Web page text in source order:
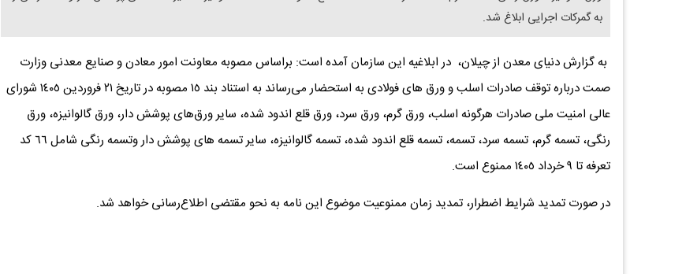
به گمرکات اجرایی ابلاغ شد.
به گزارش دنیای معدن از چیلان، در ابلاغیه این سازمان آمده است: براساس مصوبه معاونت امور معادن و صنایع معدنی وزارت
صمت درباره توقف صادرات اسلب و ورق های فولادی به استحضار می‌رساند به ‌استناد بند ١٥ مصوبه در تاریخ ٢١ فروردین ١٤٠٥ شورای
عالی امنیت ملی صادرات هرگونه اسلب، ورق گرم، ورق سرد، ورق قلع اندود شده، سایر ورق‌های پوشش دار، ورق گالوانیزه، ورق
رنگی، تسمه گرم، تسمه سرد، تسمه، تسمه قلع اندود شده، تسمه گالوانیزه، سایر تسمه های پوشش دار وتسمه رنگی شامل ٦٦ کد
تعرفه تا ٩ خرداد ١٤٠٥ ممنوع است.
در صورت تمدید شرایط اضطرار، تمدید زمان ممنوعیت موضوع این نامه به نحو مقتضی اطلاع‌رسانی خواهد شد.